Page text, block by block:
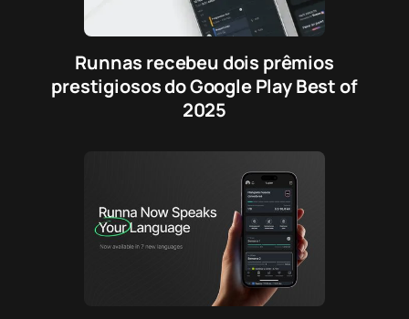
Runnas recebeu dois prêmios
prestigiosos do Google Play Best of
2025